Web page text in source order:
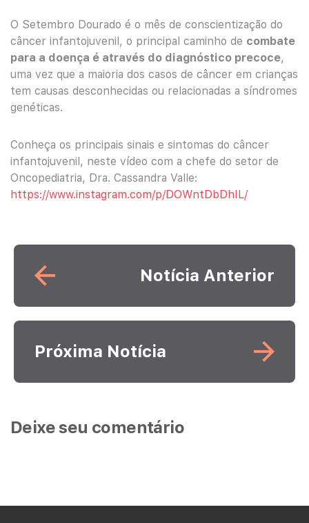
O Setembro Dourado é o mês de conscientização do
câncer infantojuvenil, o principal caminho de combate
para a doença é através do diagnóstico precoce,
uma vez que a maioria dos casos de câncer em crianças
tem causas desconhecidas ou relacionadas a síndromes
genéticas.
Conheça os principais sinais e sintomas do câncer
infantojuvenil, neste vídeo com a chefe do setor de
Oncopediatria, Dra. Cassandra Valle:
https://www.instagram.com/p/DOWntDbDhIL/
Leia mais
Notícia Anterior
Leia mais
Próxima Notícia
Deixe seu comentário